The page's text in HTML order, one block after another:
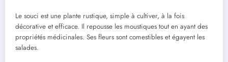
Le souci est une plante rustique, simple à cultiver, à la fois
décorative et efficace. Il repousse les moustiques tout en ayant des
propriétés médicinales. Ses fleurs sont comestibles et égayent les
salades.